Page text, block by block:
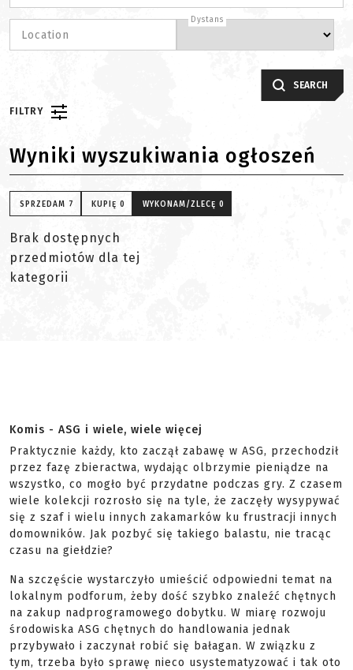
Location
Dystans
SEARCH
FILTRY
Wyniki wyszukiwania ogłoszeń
SPRZEDAM 7 KUPIĘ 0 WYKONAM/ZLECĘ 0
Brak dostępnych
przedmiotów dla tej
kategorii
Komis - ASG i wiele, wiele więcej
Praktycznie każdy, kto zaczął zabawę w ASG, przechodził
przez fazę zbieractwa, wydając olbrzymie pieniądze na
wszystko, co mogło być przydatne podczas gry. Z czasem
wiele kolekcji rozrosło się na tyle, że zaczęły wysypywać
się z szaf i wielu innych zakamarków ku frustracji innych
domowników. Jak pozbyć się takiego balastu, nie tracąc
czasu na giełdzie?
Na szczęście wystarczyło umieścić odpowiedni temat na
lokalnym podforum, żeby dość szybko znaleźć chętnych
na zakup nadprogramowego dobytku. W miarę rozwoju
środowiska ASG chętnych do handlowania jednak
przybywało i zaczynał robić się bałagan. W związku z
tym, trzeba było sprawę nieco usystematyzować i tak oto